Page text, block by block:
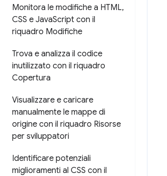
Monitora le modifiche a HTML,
CSS e JavaScript con il
riquadro Modifiche
Trova e analizza il codice
inutilizzato con il riquadro
Copertura
Visualizzare e caricare
manualmente le mappe di
origine con il riquadro Risorse
per sviluppatori
Identificare potenziali
miglioramenti al CSS con il